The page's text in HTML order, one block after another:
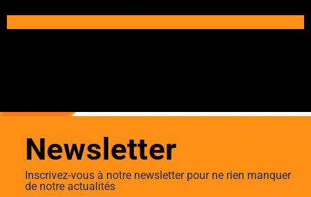
Newsletter
Inscrivez-vous à notre newsletter pour ne rien manquer
de notre actualités